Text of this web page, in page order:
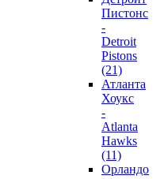
Пистонс
-
Detroit
Pistons
(21)
Атланта
Хоукс
-
Atlanta
Hawks
(11)
Орландо